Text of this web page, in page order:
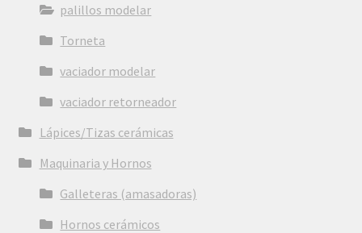
palillos modelar
Torneta
vaciador modelar
vaciador retorneador
Lápices/Tizas cerámicas
Maquinaria y Hornos
Galleteras (amasadoras)
Hornos cerámicos